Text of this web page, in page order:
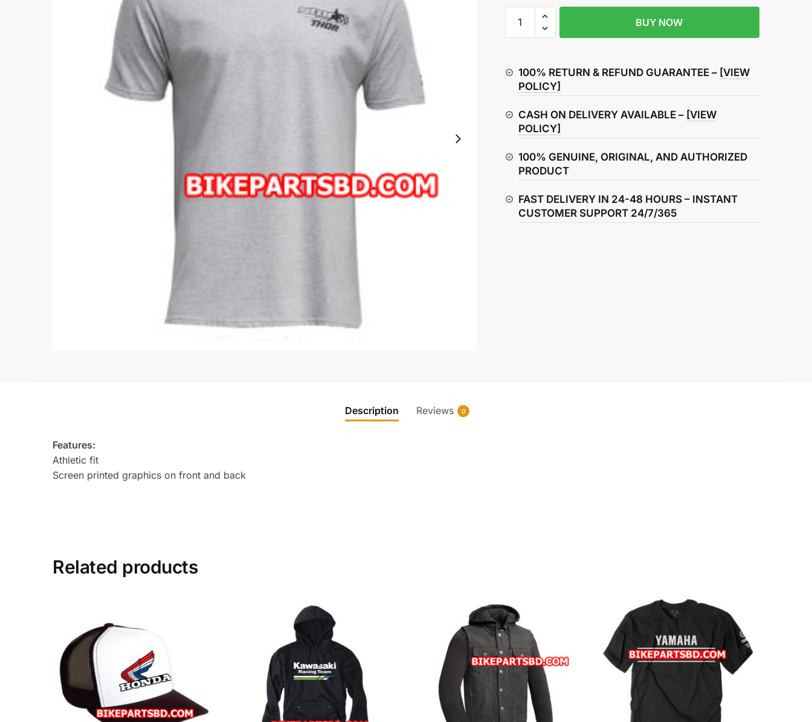
Star
T-
Shirt
BUY NOW
100% RETURN & REFUND GUARANTEE – [VIEW
POLICY]
CASH ON DELIVERY AVAILABLE – [VIEW
POLICY]
100% GENUINE, ORIGINAL, AND AUTHORIZED
PRODUCT
FAST DELIVERY IN 24-48 HOURS – INSTANT
CUSTOMER SUPPORT 24/7/365
Description Reviews 0
Features:
Athletic fit
Screen printed graphics on front and back
Related products